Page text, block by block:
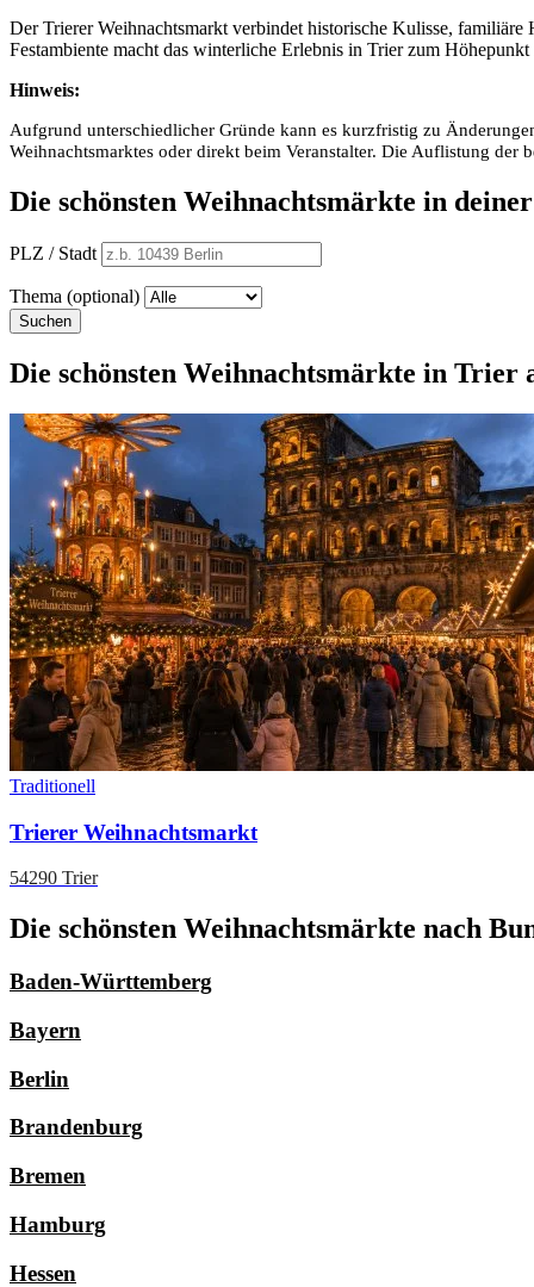
Der Trierer Weihnachtsmarkt verbindet historische Kulisse,
Festambiente macht das winterliche Erlebnis in Trier zum
Hinweis:
Aufgrund unterschiedlicher Gründe kann es kurzfristig zu
Weihnachtsmarktes oder direkt beim Veranstalter. Die Auflistung
Die schönsten Weihnachtsmärkte in
PLZ / Stadt
Thema (optional)
Suchen
Die schönsten Weihnachtsmärkte in Trier
Traditionell
Trierer Weihnachtsmarkt
54290 Trier
Die schönsten Weihnachtsmärkte nach
Baden-Württemberg
Bayern
Berlin
Brandenburg
Bremen
Hamburg
Hessen